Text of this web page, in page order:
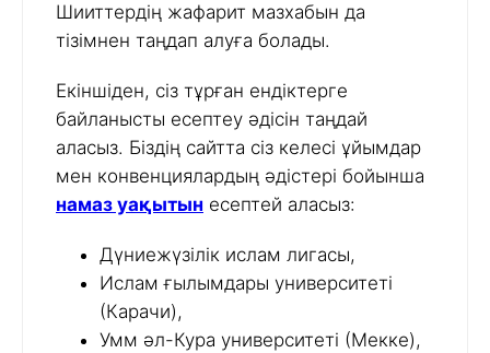
Шииттердің жафарит мазхабын да
тізімнен таңдап алуға болады.
Екіншіден, сіз тұрған ендіктерге
байланысты есептеу әдісін таңдай
аласыз. Біздің сайтта сіз келесі ұйымдар
мен конвенциялардың әдістері бойынша
намаз уақытын есептей аласыз:
Дүниежүзілік ислам лигасы,
Ислам ғылымдары университеті
(Карачи),
Умм әл-Кура университеті (Мекке),